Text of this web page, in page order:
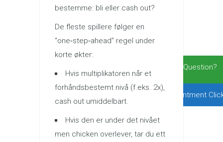
bestemme: bli eller cash out?
De fleste spillere følger en
“one‑step‑ahead” regel under
korte økter:
Hvis multiplikatoren når et
forhåndsbestemt nivå (f.eks. 2x),
cash out umiddelbart.
Hvis den er under det nivået
men chicken overlever, tar du ett
Have Any Question?
For Appointment